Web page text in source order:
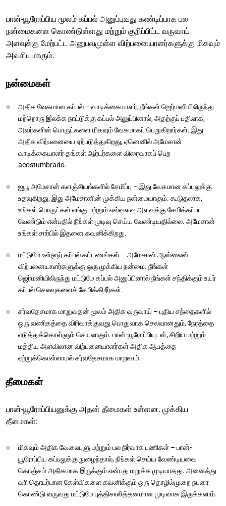
பான்-யூரோப்பிய மூலம் கப்பல் அனுப்புவது கண்டிப்பாக பல
நன்மைகளை கொண்டுள்ளது மற்றும் குறிப்பிட்ட வருவாய்
அளவுக்கு மேற்பட்ட அனுபவமுள்ள விற்பனையாளர்களுக்கு மிகவும்
அவசியமாகும்.
நன்மைகள்
அதிக வேகமான கப்பல் – வாடிக்கையாளர், நீங்கள் ஜெர்மனியிலிருந்து
மற்றொரு இலக்க நாட்டுக்கு கப்பல் அனுப்பினால், அதற்குப் பதிலாக,
அவர்களின் பொருட்களை மிகவும் வேகமாகப் பெறுகிறார்கள். இது
அதிக விற்பனையை ஏற்படுத்துகிறது, ஏனெனில் அமேசான்
வாடிக்கையாளர் தங்கள் ஆர்டர்களை விரைவாகப் பெற
acostumbrado.
ஐயூ அமேசான் களஞ்சியங்களில் சேமிப்பு – இது வேகமான கப்பலுக்கு
உதவுகிறது, இது அமேசானின் முக்கிய நன்மையாகும். கூடுதலாக,
உங்கள் பொருட்கள் எங்கு மற்றும் எவ்வளவு அளவுக்கு சேமிக்கப்பட
வேண்டும் என்பதில் நீங்கள் முடிவு செய்ய வேண்டியதில்லை. அமேசான்
உங்கள் சார்பில் இதனை கவனிக்கிறது.
மட்டுமே உள்ளூர் கப்பல் கட்டணங்கள் – அமேசான் ஆன்லைன்
விற்பனையாளர்களுக்கு ஒரு முக்கிய நன்மை. நீங்கள்
ஜெர்மனியிலிருந்து மட்டுமே கப்பல் அனுப்பினால் நீங்கள் சந்திக்கும் உயர்
கப்பல் செலவுகளைச் சேமிக்கிறீர்கள்.
சர்வதேசமாக மாறுவதன் மூலம் அதிக வருவாய் – புதிய சந்தைகளில்
ஒரு வணிகத்தை விரிவாக்குவது பொதுவாக செலவானதும், நேரத்தை
எடுத்துக்கொள்ளும் செயலாகும். பான்-யூரோப்பியுடன், சிறிய மற்றும்
மத்திய அளவிலான விற்பனையாளர்கள் அதிக ஆபத்தை
ஏற்றுக்கொள்ளாமல் சர்வதேசமாக மாறலாம்.
தீமைகள்
பான்-யூரோப்பியனுக்கு அதன் தீமைகள் உள்ளன. முக்கிய
தீமைகள்:
மிகவும் அதிக வேலைபளு மற்றும் பல நிர்வாக பணிகள் – பான்-
யூரோப்பிய கப்பலுக்கு நுழைந்தால், நீங்கள் செய்ய வேண்டியவை
கொஞ்சம் அதிகமாக இருக்கும் என்பது மறுக்க முடியாதது. அனைத்து
வரி தொடர்பான கேள்விகளை கவனிக்கும் ஒரு தொழில்முறை நபரை
கொண்டு வருவது மட்டுமே புத்திசாலித்தனமான முடிவாக இருக்கலாம்.